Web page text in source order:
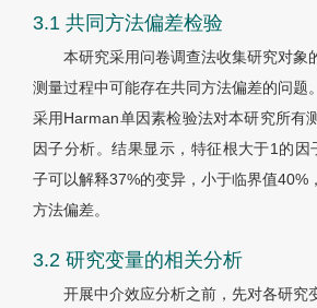
3.1 共同方法偏差检验
本研究采用问卷调查法收集研究对象
测量过程中可能存在共同方法偏差的问题
采用Harman单因素检验法对本研究所有
因子分析。结果显示，特征根大于1的因
子可以解释37%的变异，小于临界值40%
方法偏差。
3.2 研究变量的相关分析
开展中介效应分析之前，先对各研究